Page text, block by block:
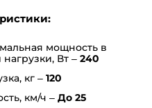
мощность в
Вт – 240
кг – 120
км/ч – До 25